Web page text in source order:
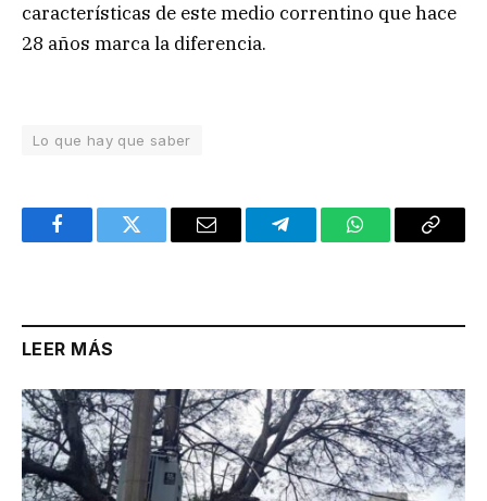
características de este medio correntino que hace
28 años marca la diferencia.
Lo que hay que saber
FacebookTwitter Email TelegramWhatsAppCopy
LEER MÁS